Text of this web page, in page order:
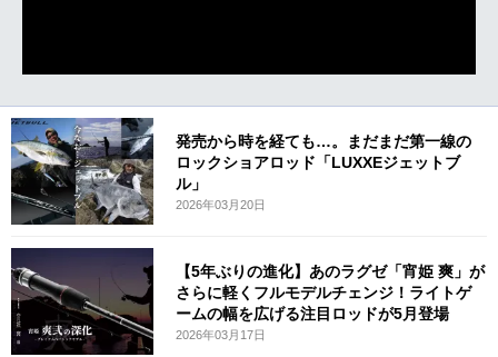
発売から時を経ても…。まだまだ第一線の
ロックショアロッド「LUXXEジェットブ
ル」
2026年03月20日
【5年ぶりの進化】あのラグゼ「宵姫 爽」が
さらに軽くフルモデルチェンジ！ライトゲ
ームの幅を広げる注目ロッドが5月登場
2026年03月17日